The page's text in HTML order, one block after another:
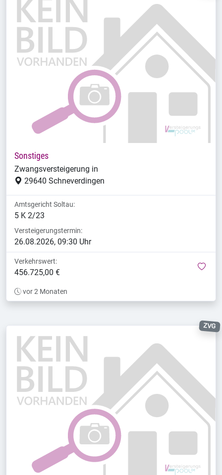
Sonstiges
Zwangsversteigerung in
29640 Schneverdingen
Amtsgericht Soltau:
5 K 2/23
Versteigerungstermin:
26.08.2026, 09:30 Uhr
Verkehrswert:
456.725,00 €
vor 2 Monaten
ZVG